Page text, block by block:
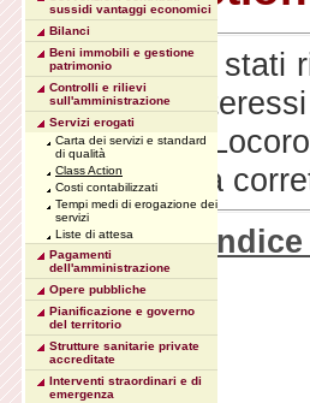
Non vi sono stati
titolari di
Comune di
funzione o la
Torna
sussidi vantaggi economici
Bilanci
Beni immobili e gestione
patrimonio
Controlli e rilievi
sull'amministrazione
Servizi erogati
Carta dei servizi e standard
di qualità
Class Action
Costi contabilizzati
Tempi medi di erogazione dei
servizi
Liste di attesa
Pagamenti
dell'amministrazione
Opere pubbliche
Pianificazione e governo
del territorio
Strutture sanitarie private
accreditate
Interventi straordinari e di
emergenza